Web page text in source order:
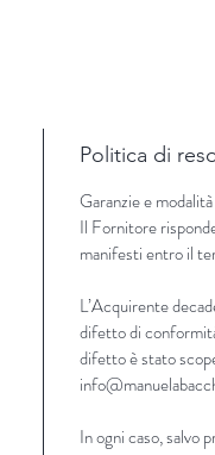
Politica di
Garanzie e
Il Fornitore
manifesti entro il
L’Acquirente
difetto di
difetto è stato
In ogni caso, salvo